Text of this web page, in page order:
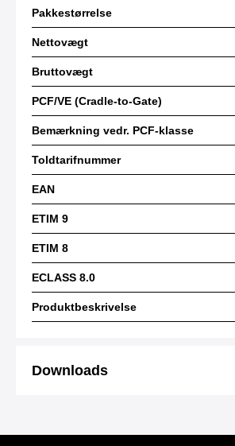
Pakkestørrelse
Nettovægt
Bruttovægt
PCF/VE (Cradle-to-Gate)
Bemærkning vedr. PCF-klasse
Toldtarifnummer
EAN
ETIM 9
ETIM 8
ECLASS 8.0
Produktbeskrivelse
Downloads